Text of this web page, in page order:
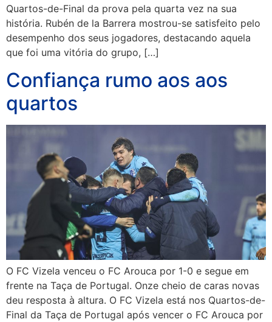
Quartos-de-Final da prova pela quarta vez na sua
história. Rubén de la Barrera mostrou-se satisfeito pelo
desempenho dos seus jogadores, destacando aquela
que foi uma vitória do grupo, […]
Confiança rumo aos aos
quartos
O FC Vizela venceu o FC Arouca por 1-0 e segue em
frente na Taça de Portugal. Onze cheio de caras novas
deu resposta à altura. O FC Vizela está nos Quartos-de-
Final da Taça de Portugal após vencer o FC Arouca por